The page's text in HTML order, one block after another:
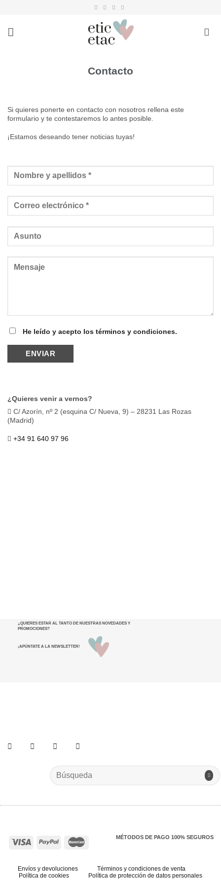
Contacto
Si quieres ponerte en contacto con nosotros rellena este
formulario y te contestaremos lo antes posible.
¡Estamos deseando tener noticias tuyas!
He leído y acepto los términos y condiciones.
¿Quieres venir a vernos?
C/ Azorín, nº 2 (esquina C/ Nueva, 9) – 28231 Las Rozas
(Madrid)
+34 91 640 97 96
¿QUIERES ESTAR AL TANTO DE NUESTRAS NOVEDADES Y
PROMOCIONES?
¡APÚNTATE A LA NEWSLETTER!
Search
for:
MÉTODOS DE PAGO 100% SEGUROS
Envíos y devoluciones
Términos y condiciones de venta
Política de cookies
Política de protección de datos personales